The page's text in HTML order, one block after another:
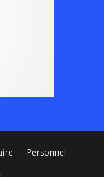
Personnel